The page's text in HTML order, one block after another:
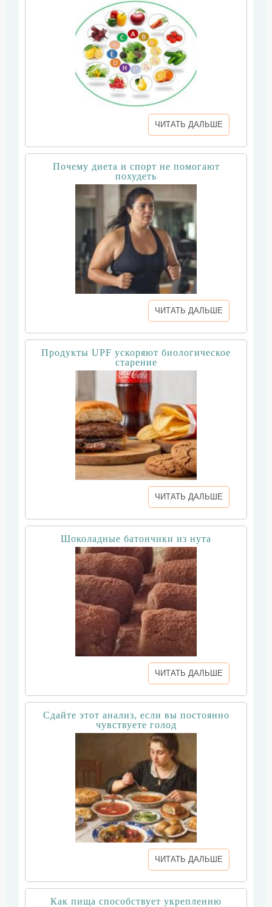
ЧИТАТЬ ДАЛЬШЕ
Почему диета и спорт не помогают
похудеть
ЧИТАТЬ ДАЛЬШЕ
Продукты UPF ускоряют биологическое
старение
ЧИТАТЬ ДАЛЬШЕ
Шоколадные батончики из нута
ЧИТАТЬ ДАЛЬШЕ
Сдайте этот анализ, если вы постоянно
чувствуете голод
ЧИТАТЬ ДАЛЬШЕ
Как пища способствует укреплению